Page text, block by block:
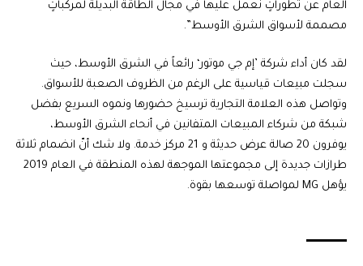
العام عن تطوراتٍ نعمل عليها في مجال الطاقة البديلة لمركباتٍ
مصممة لأسواق الشرق الأوسط”.
لقد كان أداء شركة ’إم جي موتور‘ رائعاً في الشرق الأوسط، حيث
سجلت مبيعات قياسية على الرغم من الظروف الصعبة للأسواق.
وتواصل هذه العلامة التجارية ترسيخ حضورها ونموه السريع بفضل
شبكة من شركاء المبيعات المتفانين في أنحاء الشرق الأوسط،
يوفرون 20 صالة عرض حديثة و 21 مركز خدمة. ولا شك أنّ انضمام ثلاثة
طرازات جديدة إلى مجموعتها الموجهة لهذه المنطقة في العام 2019
يؤهل MG لمواصلة توسعها بقوة.